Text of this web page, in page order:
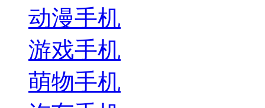
动漫手机
游戏手机
萌物手机